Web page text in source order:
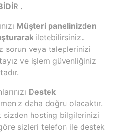
.
Müşteri panelinizden
iletebilirsiniz..
sorun veya taleplerinizi
ve işlem güvenliğiniz
Destek
daha doğru olacaktır.
sizden hosting bilgilerinizi
sizleri telefon ile destek